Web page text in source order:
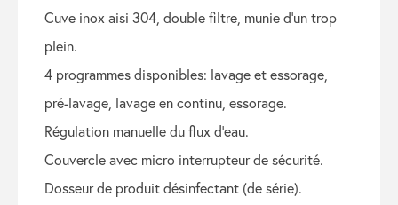
cuve inox aisi 304, double filtre, munie d’un trop
plein.
4 programmes disponibles: lavage et essorage,
pré-lavage, lavage en continu, essorage.
régulation manuelle du flux d’eau.
couvercle avec micro interrupteur de sécurité.
dosseur de produit désinfectant (de série).